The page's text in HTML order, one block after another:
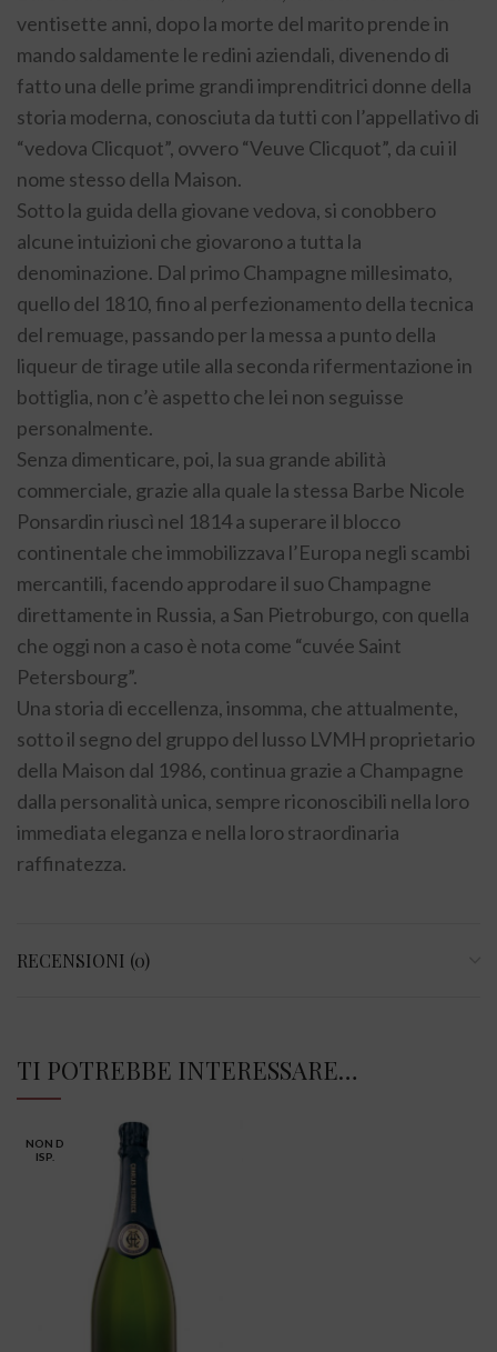
ventisette anni, dopo la morte del marito prende in
mando saldamente le redini aziendali, divenendo di
fatto una delle prime grandi imprenditrici donne della
storia moderna, conosciuta da tutti con l’appellativo di
“vedova Clicquot”, ovvero “Veuve Clicquot”, da cui il
nome stesso della Maison.
Sotto la guida della giovane vedova, si conobbero
alcune intuizioni che giovarono a tutta la
denominazione. Dal primo Champagne millesimato,
quello del 1810, fino al perfezionamento della tecnica
del remuage, passando per la messa a punto della
liqueur de tirage utile alla seconda rifermentazione in
bottiglia, non c’è aspetto che lei non seguisse
personalmente.
Senza dimenticare, poi, la sua grande abilità
commerciale, grazie alla quale la stessa Barbe Nicole
Ponsardin riuscì nel 1814 a superare il blocco
continentale che immobilizzava l’Europa negli scambi
mercantili, facendo approdare il suo Champagne
direttamente in Russia, a San Pietroburgo, con quella
che oggi non a caso è nota come “cuvée Saint
Petersbourg”.
Una storia di eccellenza, insomma, che attualmente,
sotto il segno del gruppo del lusso LVMH proprietario
della Maison dal 1986, continua grazie a Champagne
dalla personalità unica, sempre riconoscibili nella loro
immediata eleganza e nella loro straordinaria
raffinatezza.
RECENSIONI (0)
TI POTREBBE INTERESSARE…
NON D
ISP.